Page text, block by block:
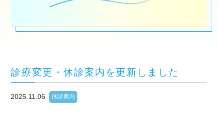
診療変更・休診案内を更新しました
2025.11.06 休診案内